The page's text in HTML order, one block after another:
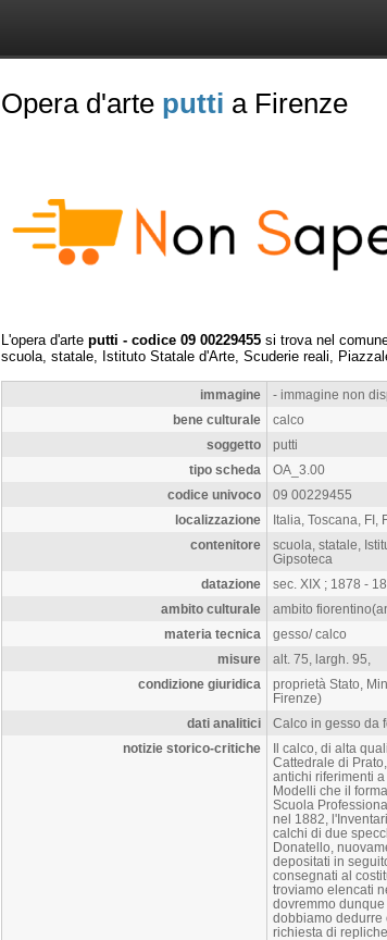
Opera d'arte putti a Firenze
L'opera d'arte putti - codice 09 00229455 si trova nel
scuola, statale, Istituto Statale d'Arte, Scuderie reali,
immagine
- immagine non
bene culturale
calco
soggetto
putti
tipo scheda
OA_3.00
codice univoco
09 00229455
localizzazione
Italia, Toscana, FI,
contenitore
scuola, statale,
Gipsoteca
datazione
sec. XIX ; 1878 -
ambito culturale
ambito
materia tecnica
gesso/ calco
misure
alt. 75, largh. 95,
condizione giuridica
proprietà Stato,
Firenze)
dati analitici
Calco in gesso da
notizie storico-critiche
Il calco, di alta
Cattedrale di
antichi riferimenti
Modelli che il
Scuola
nel 1882,
calchi di due
Donatello,
depositati in
consegnati al
troviamo elencati
dovremmo
dobbiamo dedurre
richiesta di repliche.